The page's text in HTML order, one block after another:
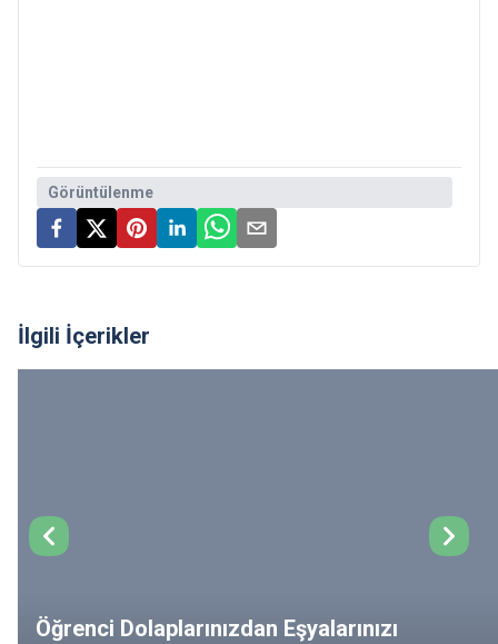
Görüntülenme
İlgili İçerikler
Öğrenci Dolaplarınızdan Eşyalarınızı